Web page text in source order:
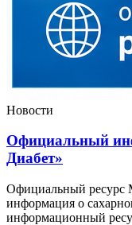
Новости
Официальный
Диабет»
Официальный ресурс
информация о
информационный